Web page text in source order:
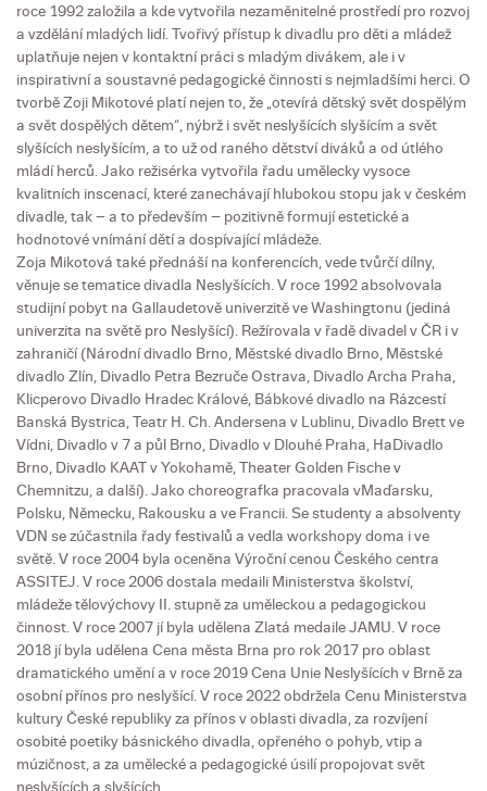
roce 1992 založila a kde vytvořila nezaměnitelné prostředí pro rozvoj
a vzdělání mladých lidí. Tvořivý přístup k divadlu pro děti a mládež
uplatňuje nejen v kontaktní práci s mladým divákem, ale i v
inspirativní a soustavné pedagogické činnosti s nejmladšími herci. O
tvorbě Zoji Mikotové platí nejen to, že „otevírá dětský svět dospělým
a svět dospělých dětem“, nýbrž i svět neslyšících slyšícím a svět
slyšících neslyšícím, a to už od raného dětství diváků a od útlého
mládí herců. Jako režisérka vytvořila řadu umělecky vysoce
kvalitních inscenací, které zanechávají hlubokou stopu jak v českém
divadle, tak – a to především – pozitivně formují estetické a
hodnotové vnímání dětí a dospívající mládeže.
Zoja Mikotová také přednáší na konferencích, vede tvůrčí dílny,
věnuje se tematice divadla Neslyšících. V roce 1992 absolvovala
studijní pobyt na Gallaudetově univerzitě ve Washingtonu (jediná
univerzita na světě pro Neslyšící). Režírovala v řadě divadel v ČR i v
zahraničí (Národní divadlo Brno, Městské divadlo Brno, Městské
divadlo Zlín, Divadlo Petra Bezruče Ostrava, Divadlo Archa Praha,
Klicperovo Divadlo Hradec Králové, Bábkové divadlo na Rázcestí
Banská Bystrica, Teatr H. Ch. Andersena v Lublinu, Divadlo Brett ve
Vídni, Divadlo v 7 a půl Brno, Divadlo v Dlouhé Praha, HaDivadlo
Brno, Divadlo KAAT v Yokohamě, Theater Golden Fische v
Chemnitzu, a další). Jako choreografka pracovala vMaďarsku,
Polsku, Německu, Rakousku a ve Francii. Se studenty a absolventy
VDN se zúčastnila řady festivalů a vedla workshopy doma i ve
světě. V roce 2004 byla oceněna Výroční cenou Českého centra
ASSITEJ. V roce 2006 dostala medaili Ministerstva školství,
mládeže tělovýchovy II. stupně za uměleckou a pedagogickou
činnost. V roce 2007 jí byla udělena Zlatá medaile JAMU. V roce
2018 jí byla udělena Cena města Brna pro rok 2017 pro oblast
dramatického umění a v roce 2019 Cena Unie Neslyšících v Brně za
osobní přínos pro neslyšící. V roce 2022 obdržela Cenu Ministerstva
kultury České republiky za přínos v oblasti divadla, za rozvíjení
osobité poetiky básnického divadla, opřeného o pohyb, vtip a
múzičnost, a za umělecké a pedagogické úsilí propojovat svět
neslyšících a slyšících.